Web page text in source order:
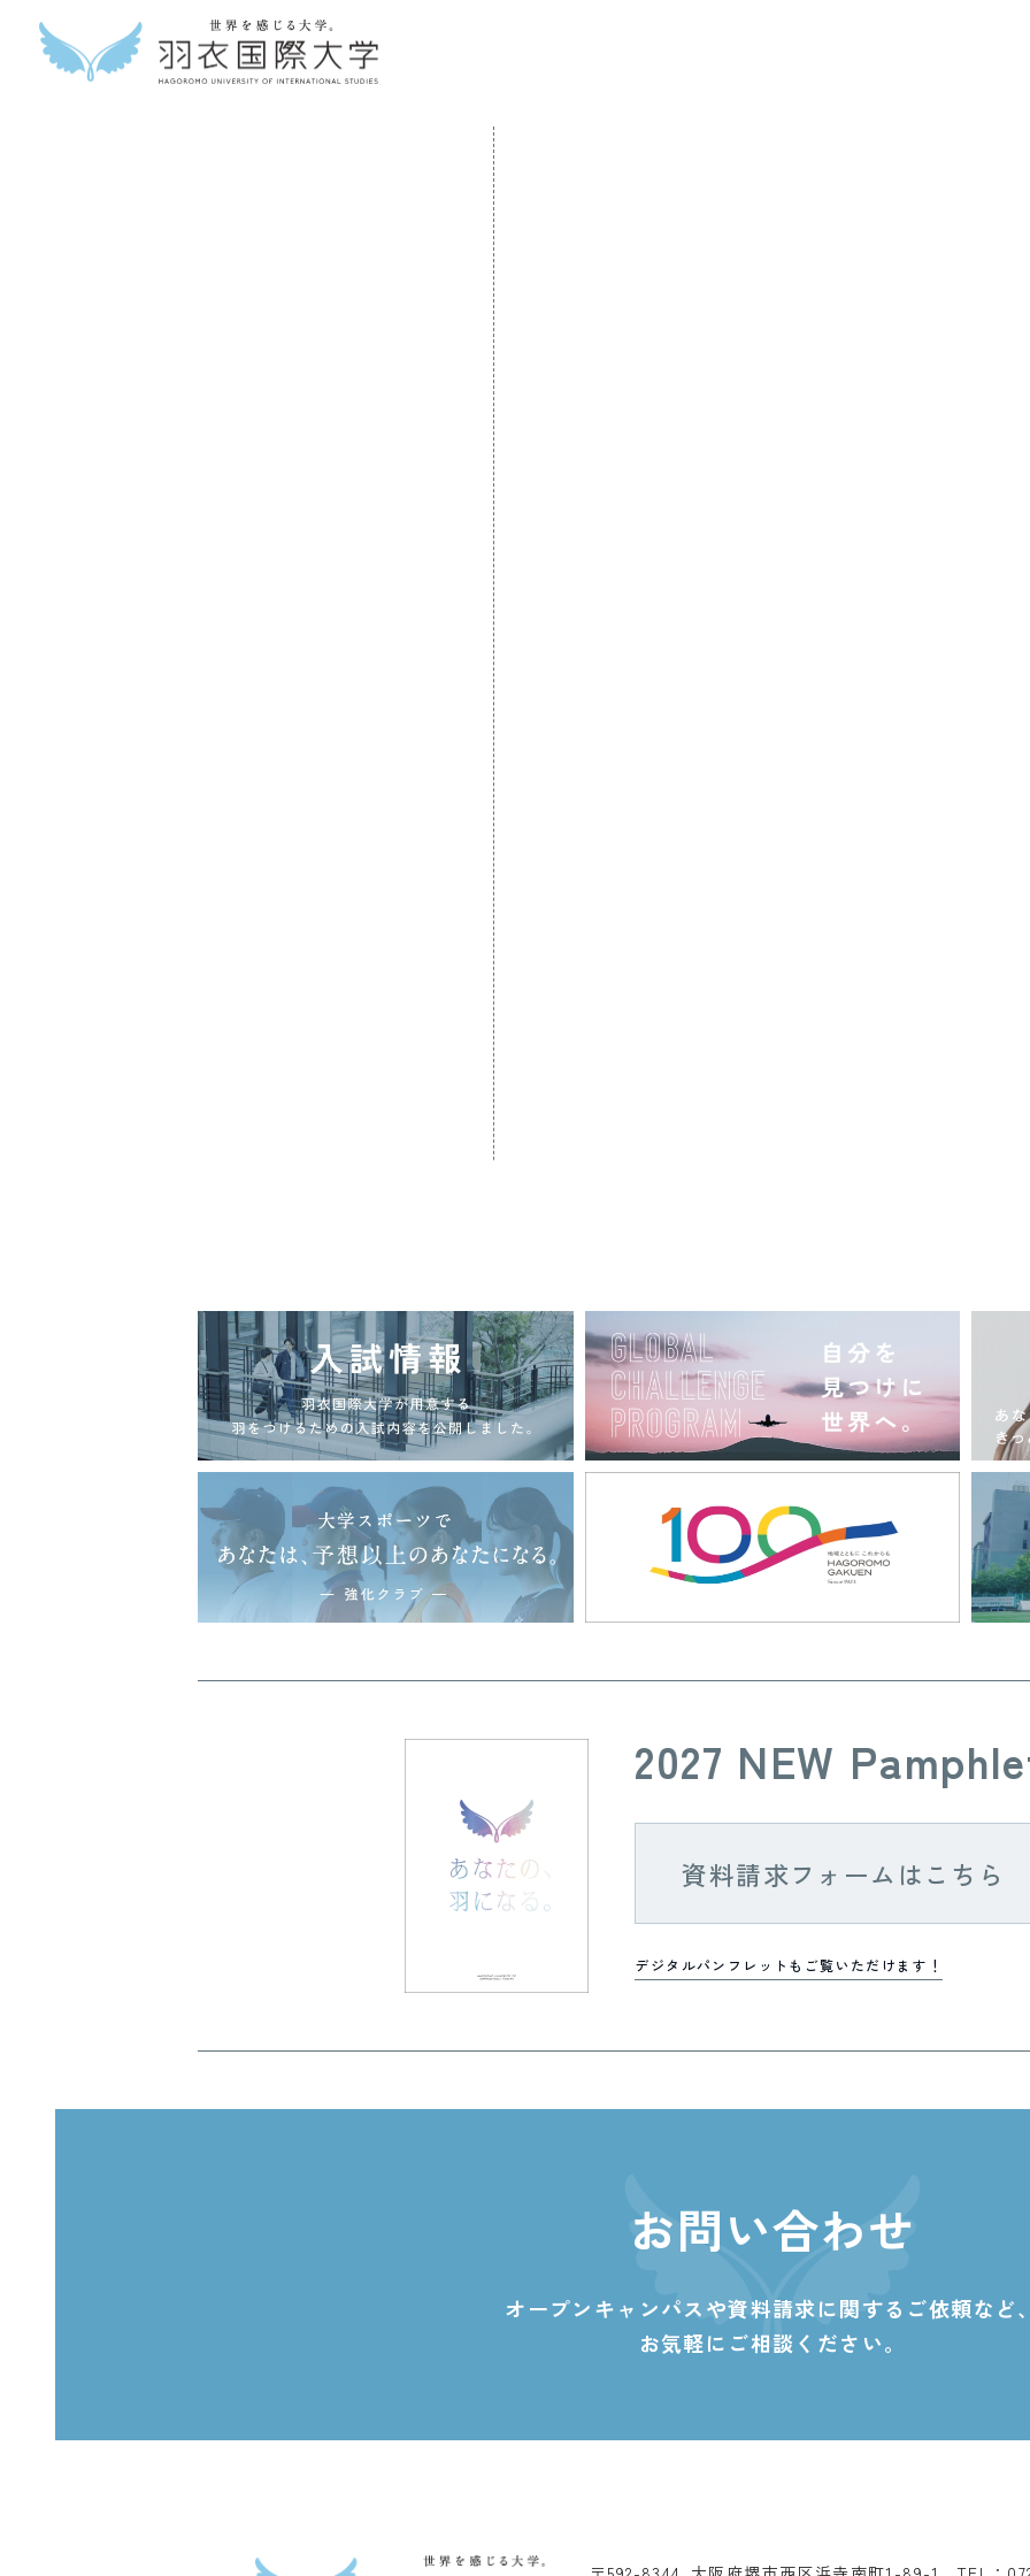
人間生活学部-教授
2027 NEW
資料請求フォームはこちら
デジタルパンフレットもご覧いただけます！
お問い合わせ
オープンキャンパスや資料請求に関する ご依頼など
お気軽にご相談ください。